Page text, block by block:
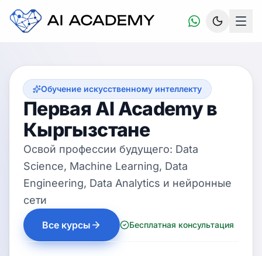
Обучение искусственному интеллекту
Первая AI Academy в
Кыргызстане
Освой профессии будущего: Data
Science, Machine Learning, Data
Engineering, Data Analytics и нейронные
сети
Все курсы Бесплатная консультация